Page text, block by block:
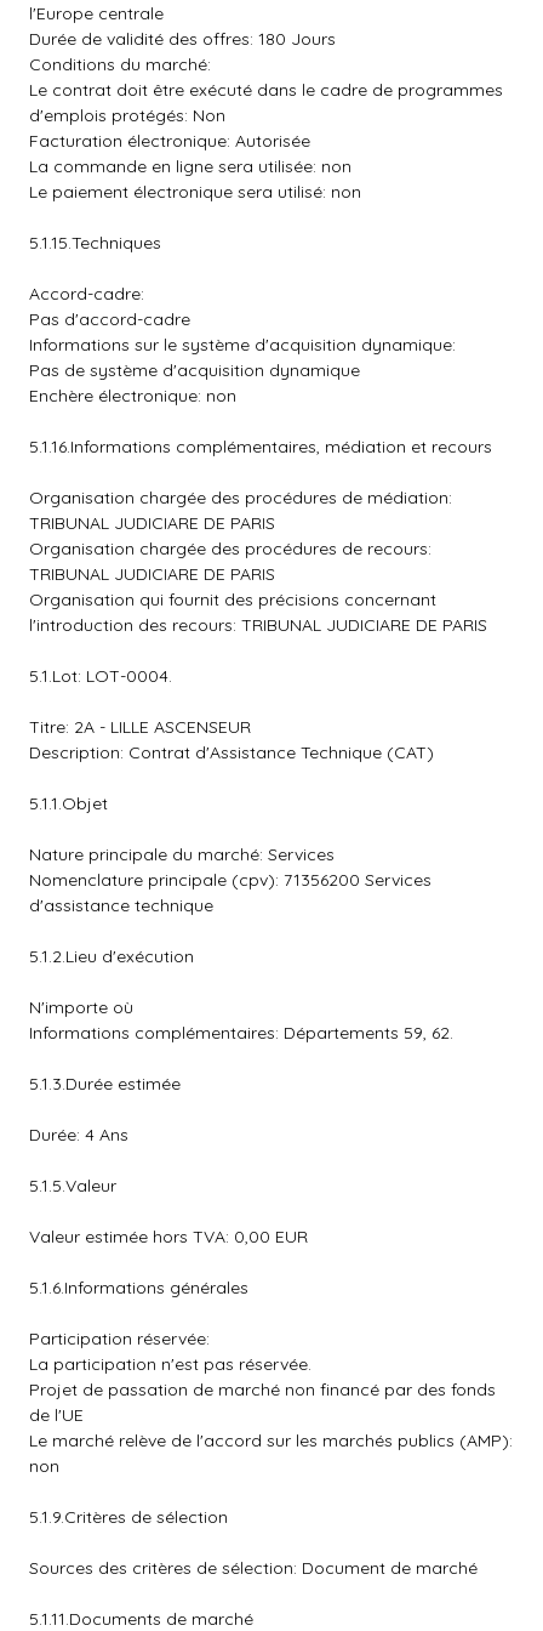
l'Europe centrale
Durée de validité des offres: 180 Jours
Conditions du marché:
Le contrat doit être exécuté dans le cadre de programmes
d'emplois protégés: Non
Facturation électronique: Autorisée
La commande en ligne sera utilisée: non
Le paiement électronique sera utilisé: non
5.1.15.Techniques
Accord-cadre:
Pas d'accord-cadre
Informations sur le système d'acquisition dynamique:
Pas de système d'acquisition dynamique
Enchère électronique: non
5.1.16.Informations complémentaires, médiation et recours
Organisation chargée des procédures de médiation:
TRIBUNAL JUDICIARE DE PARIS
Organisation chargée des procédures de recours:
TRIBUNAL JUDICIARE DE PARIS
Organisation qui fournit des précisions concernant
l'introduction des recours: TRIBUNAL JUDICIARE DE PARIS
5.1.Lot: LOT-0004.
Titre: 2A - LILLE ASCENSEUR
Description: Contrat d'Assistance Technique (CAT)
5.1.1.Objet
Nature principale du marché: Services
Nomenclature principale (cpv): 71356200 Services
d'assistance technique
5.1.2.Lieu d'exécution
N'importe où
Informations complémentaires: Départements 59, 62.
5.1.3.Durée estimée
Durée: 4 Ans
5.1.5.Valeur
Valeur estimée hors TVA: 0,00 EUR
5.1.6.Informations générales
Participation réservée:
La participation n'est pas réservée.
Projet de passation de marché non financé par des fonds
de l'UE
Le marché relève de l'accord sur les marchés publics (AMP):
non
5.1.9.Critères de sélection
Sources des critères de sélection: Document de marché
5.1.11.Documents de marché